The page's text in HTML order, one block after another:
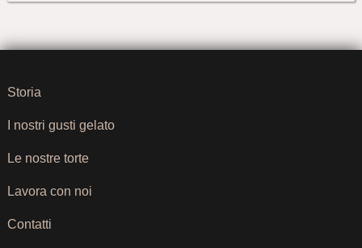
Storia
I nostri gusti gelato
Le nostre torte
Lavora con noi
Contatti